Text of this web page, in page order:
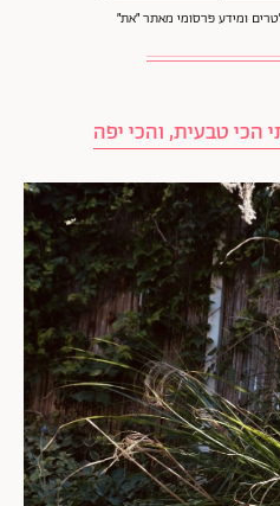
ומידע פרסומי מאתר ״את״
הכי טבעית, והכי יפה